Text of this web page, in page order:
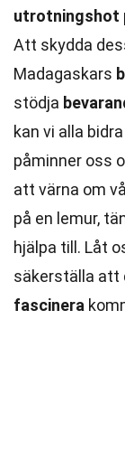
utrotningshot
Att skydda
Madagaskars
stödja
kan vi alla
påminner oss
att värna om
på en lemur,
hjälpa till. Låt
säkerställa
fascinera